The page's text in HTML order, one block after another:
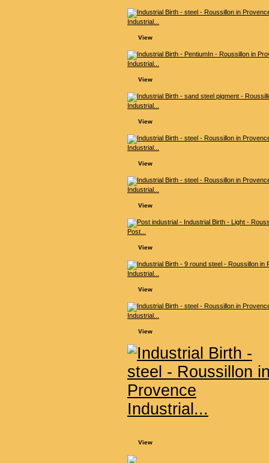
Industrial...
View
Industrial...
View
Industrial...
View
Industrial...
View
Industrial...
View
Post...
View
Industrial...
View
Industrial...
View
Industrial...
View